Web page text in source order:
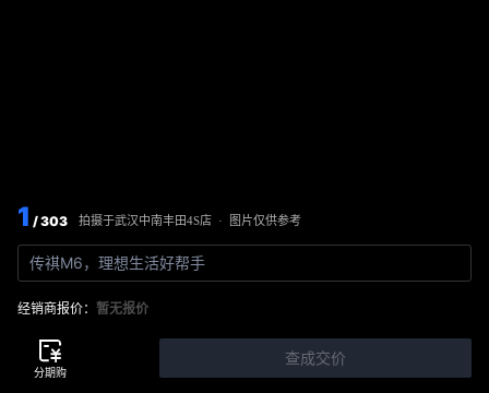
1 / 303 拍摄于武汉中南丰田4S店 · 图片仅供参考
传祺M6，理想生活好帮手
经销商报价： 暂无报价
查成交价